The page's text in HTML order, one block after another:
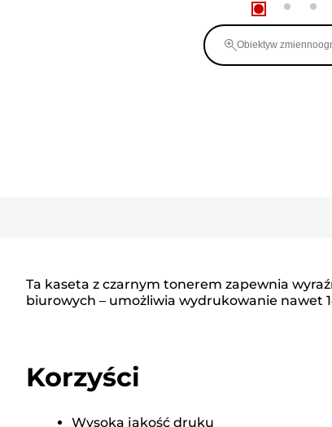
Obiektyw
Ta kaseta z czarnym tonerem zapewnia
biurowych – umożliwia wydrukowanie nawet
Korzyści
Wysoka jakość druku